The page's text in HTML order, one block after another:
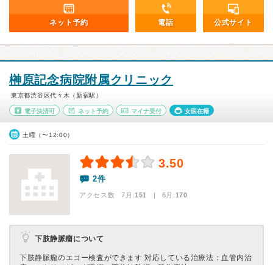
ネット予約 電話 公式サイト
榊原記念病院附属クリニック
東京都渋谷区代々木（新宿駅）
電子決済可 ネット予約 マイナ受付 女医在籍
土曜（〜12:00）
3.50
2件
アクセス数 7月:151 | 6月:170
下肢静脈瘤について
下肢静脈瘤のエコー検査ができます 対応している治療法：血管内治